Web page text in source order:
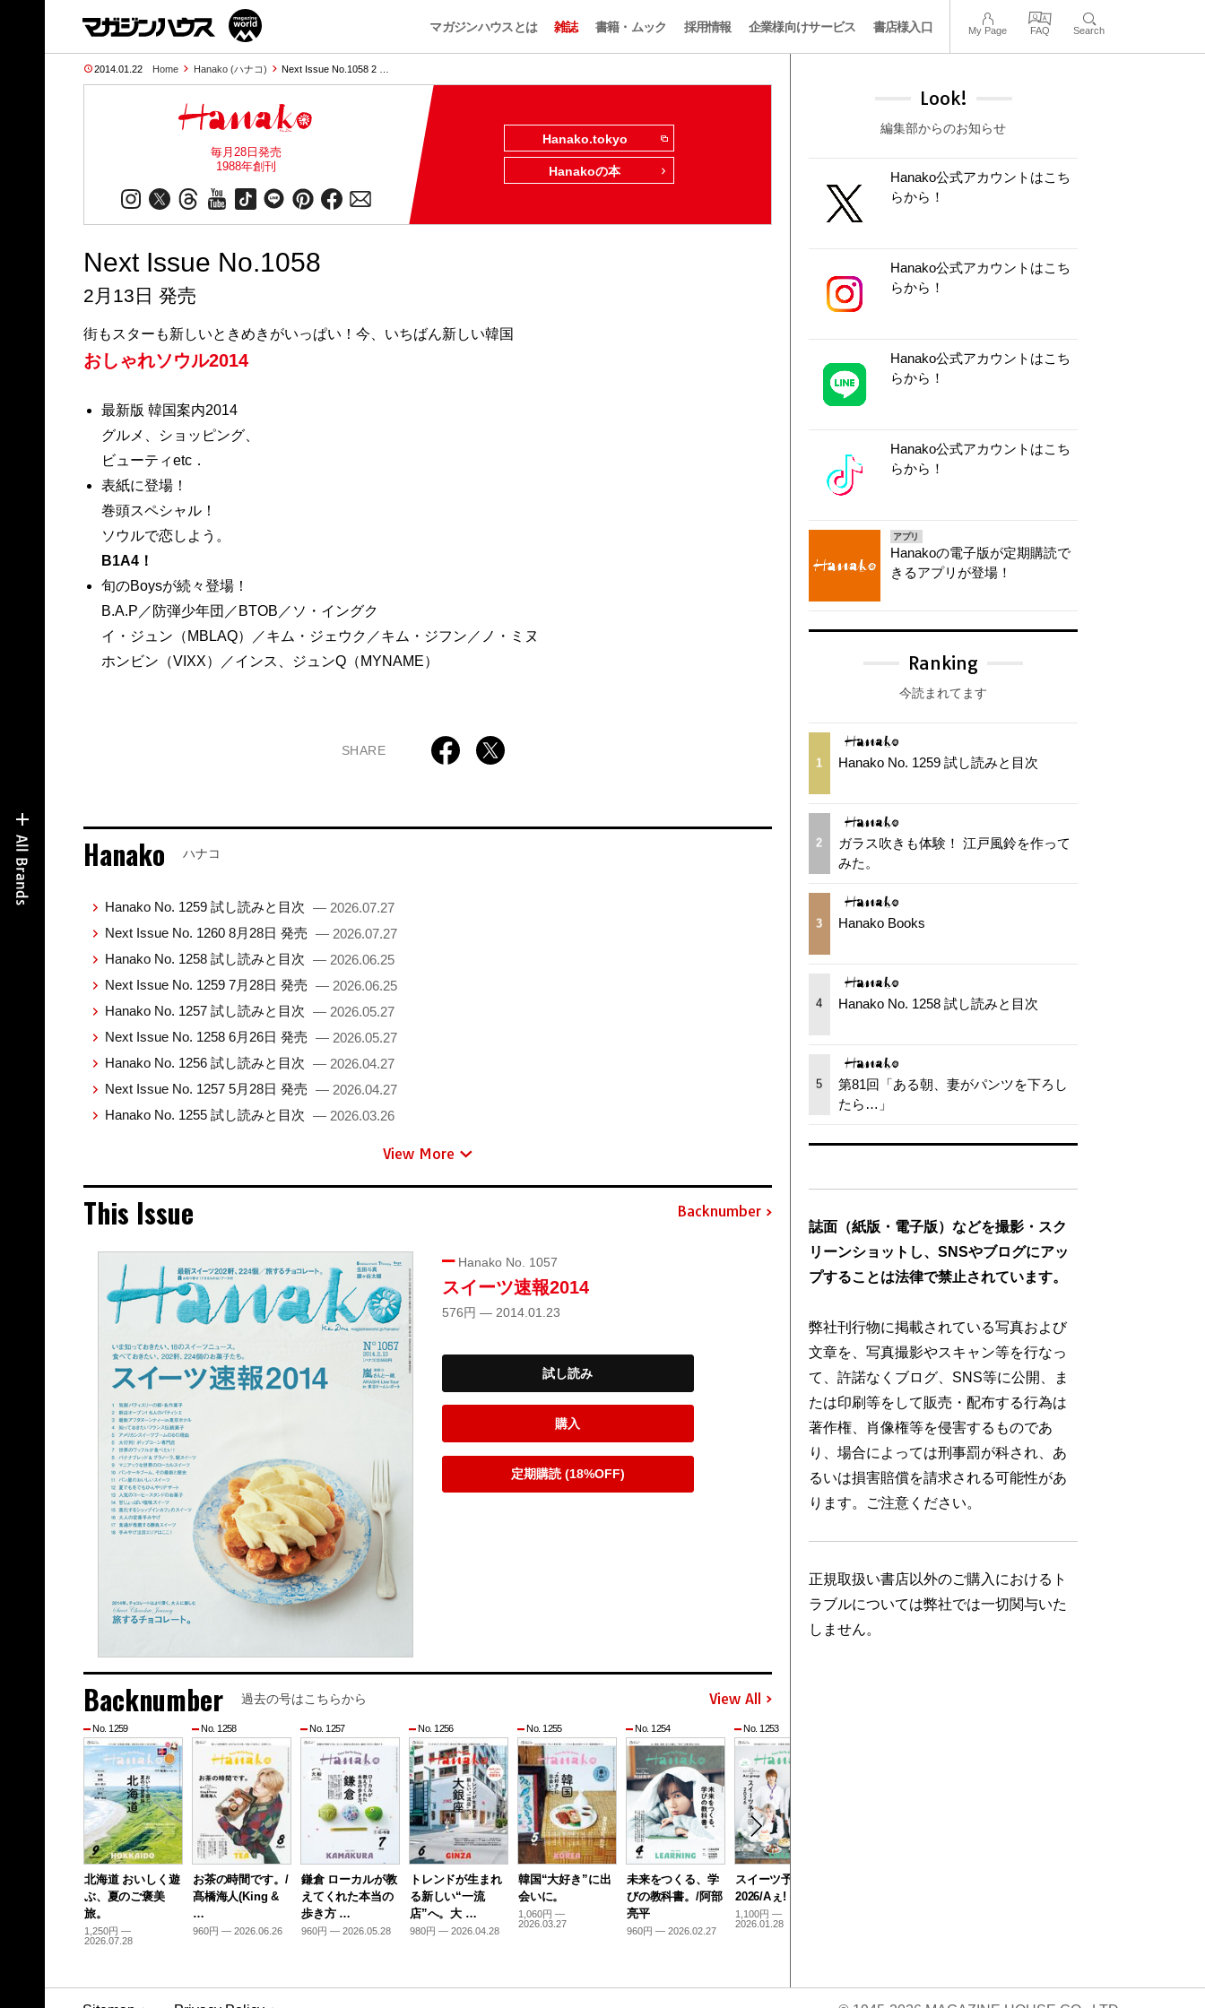
マガジンハウスとは 雑誌 書籍・ムック 採用情報 企業様向けサービス 書店様入口 My Page FAQ Search
2014.01.22 Home Hanako (ハナコ) Next Issue No.1058 2 …
毎月28日発売
1988年創刊
Hanako.tokyo
Hanakoの本
Next Issue No.1058
2月13日 発売
街もスターも新しいときめきがいっぱい！今、いちばん新しい韓国
おしゃれソウル2014
最新版 韓国案内2014
グルメ、ショッピング、
ビューティetc．
表紙に登場！
巻頭スペシャル！
ソウルで恋しよう。
B1A4！
旬のBoysが続々登場！
B.A.P／防弾少年団／BTOB／ソ・イングク
イ・ジュン（MBLAQ）／キム・ジェウク／キム・ジフン／ノ・ミヌ
ホンビン（VIXX）／インス、ジュンQ（MYNAME）
SHARE
Hanako ハナコ
Hanako No. 1259 試し読みと目次 — 2026.07.27
Next Issue No. 1260 8月28日 発売 — 2026.07.27
Hanako No. 1258 試し読みと目次 — 2026.06.25
Next Issue No. 1259 7月28日 発売 — 2026.06.25
Hanako No. 1257 試し読みと目次 — 2026.05.27
Next Issue No. 1258 6月26日 発売 — 2026.05.27
Hanako No. 1256 試し読みと目次 — 2026.04.27
Next Issue No. 1257 5月28日 発売 — 2026.04.27
Hanako No. 1255 試し読みと目次 — 2026.03.26
View More
This Issue Backnumber
Hanako No. 1057
スイーツ速報2014
576円 — 2014.01.23
試し読み
購入
定期購読 (18%OFF)
Backnumber 過去の号はこちらから View All
No. 1259
北海道 おいしく遊
ぶ、夏のご褒美
旅。
1,250円 —
2026.07.28
No. 1258
お茶の時間です。/
髙橋海人(King &
…
960円 — 2026.06.26
No. 1257
鎌倉 ローカルが教
えてくれた本当の
歩き方 …
960円 — 2026.05.28
No. 1256
トレンドが生まれ
る新しい“一流
店”へ。大 …
980円 — 2026.04.28
No. 1255
韓国“大好き”に出
会いに。
1,060円 —
2026.03.27
No. 1254
未来をつくる、学
びの教科書。/阿部
亮平
960円 — 2026.02.27
No. 1253
スイーツ予想図
2026/Aぇ! grou …
1,100円 —
2026.01.28
Look!
編集部からのお知らせ
Hanako公式アカウントはこち
らから！
Hanako公式アカウントはこち
らから！
Hanako公式アカウントはこち
らから！
Hanako公式アカウントはこち
らから！
アプリ
Hanakoの電子版が定期購読で
きるアプリが登場！
Ranking
今読まれてます
1 Hanako No. 1259 試し読みと目次
2
ガラス吹きも体験！ 江戸風鈴を作って
みた。
3 Hanako Books
4 Hanako No. 1258 試し読みと目次
5
第81回「ある朝、妻がパンツを下ろし
たら…」
誌面（紙版・電子版）などを撮影・スク
リーンショットし、SNSやブログにアッ
プすることは法律で禁止されています。
弊社刊行物に掲載されている写真および
文章を、写真撮影やスキャン等を行なっ
て、許諾なくブログ、SNS等に公開、ま
たは印刷等をして販売・配布する行為は
著作権、肖像権等を侵害するものであ
り、場合によっては刑事罰が科され、あ
るいは損害賠償を請求される可能性があ
ります。ご注意ください。
正規取扱い書店以外のご購入におけるト
ラブルについては弊社では一切関与いた
しません。